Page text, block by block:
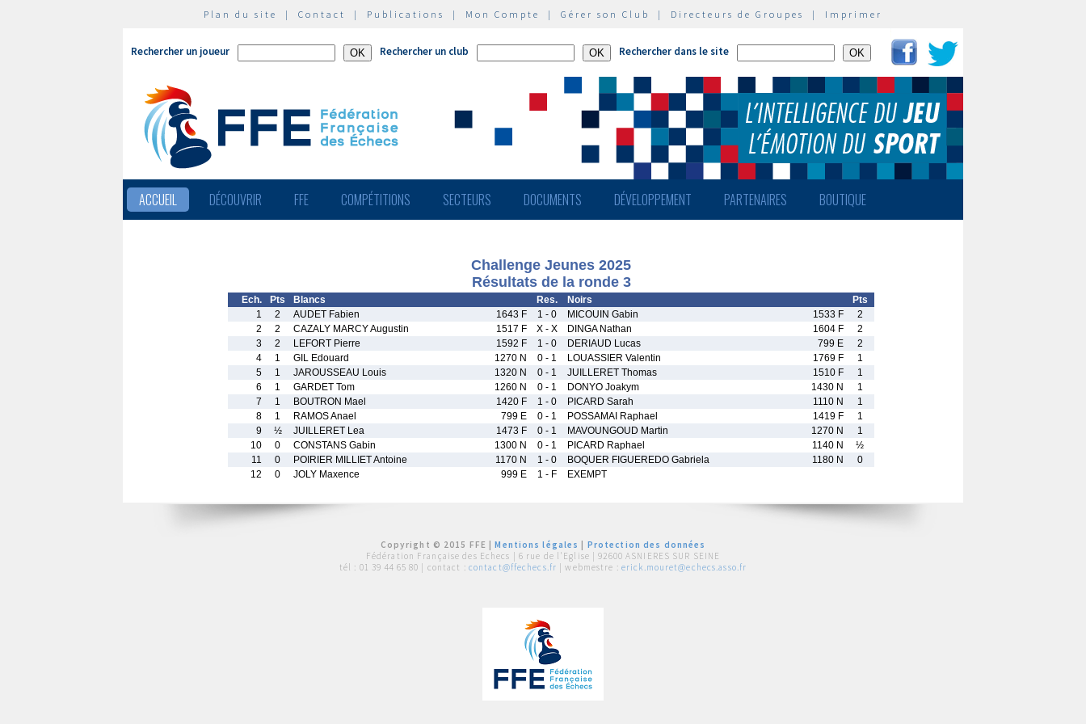
Plan du site | Contact | Publications | Mon Compte | Gérer son Club | Directeurs de Groupes | Imprimer
Rechercher un joueur Rechercher un club Rechercher dans le site
ACCUEIL DÉCOUVRIR FFE COMPÉTITIONS SECTEURS DOCUMENTS DÉVELOPPEMENT PARTENAIRES BOUTIQUE
Challenge Jeunes 2025
Résultats de la ronde 3
Ech. Pts Blancs Res. Noirs
Pts
1
2 AUDET Fabien 1643 F 1 - 0 MICOUIN Gabin 1533 F
2
2
2 CAZALY MARCY Augustin 1517 F X - X DINGA Nathan 1604 F
2
3
2 LEFORT Pierre 1592 F 1 - 0 DERIAUD Lucas 799 E
2
4
1 GIL Edouard 1270 N 0 - 1 LOUASSIER Valentin 1769 F
1
5
1 JAROUSSEAU Louis 1320 N 0 - 1 JUILLERET Thomas 1510 F
1
6
1 GARDET Tom 1260 N 0 - 1 DONYO Joakym 1430 N
1
7
1 BOUTRON Mael 1420 F 1 - 0 PICARD Sarah 1110 N
1
8
1 RAMOS Anael 799 E 0 - 1 POSSAMAI Raphael 1419 F
1
9
½ JUILLERET Lea 1473 F 0 - 1 MAVOUNGOUD Martin 1270 N
1
10
0 CONSTANS Gabin 1300 N 0 - 1 PICARD Raphael 1140 N
½
11
0 POIRIER MILLIET Antoine 1170 N 1 - 0 BOQUER FIGUEREDO Gabriela 1180 N
0
12
0 JOLY Maxence 999 E 1 - F EXEMPT
Copyright © 2015 FFE |Mentions légales
Protection des données
Fédération Française des Echecs | 6 rue de l'Eglise | 92600 ASNIERES SUR SEINE
tél : 01 39 44 65 80 | contact : contact@ffechecs.fr | webmestre : erick.mouret@echecs.asso.fr